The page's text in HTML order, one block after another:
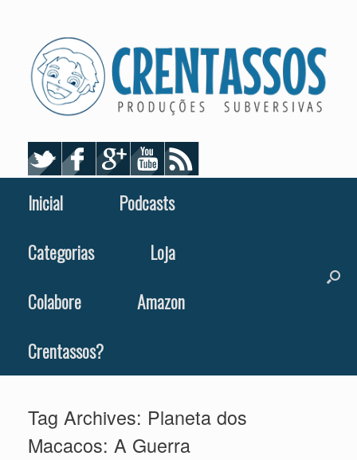
Inicial
Podcasts
Categorias
Loja
Colabore
Amazon
Crentassos?
Tag Archives: Planeta dos
Macacos: A Guerra